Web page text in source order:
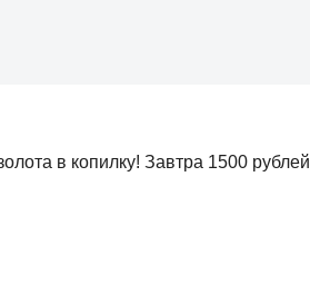
в копилку! Завтра 1500 рублей